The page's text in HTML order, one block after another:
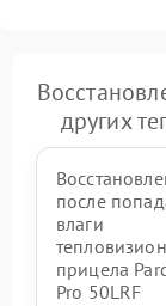
других
после
влаги
прицела
Pro 50LRF